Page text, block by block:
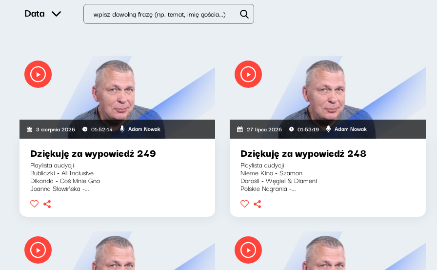
Data
3 sierpnia 2026 01:52:14 Adam Nowak
Dziękuję za wypowiedź 249
Playlista audycji:
Bubliczki - All Inclusive
Dikanda - Coś Mnie Gna
Joanna Słowińska -...
27 lipca 2026 01:53:19 Adam Nowak
Dziękuję za wypowiedź 248
Playlista audycji:
Nieme Kino - Szaman
Dorośli - Węgiel & Diament
Polskie Nagrania -...